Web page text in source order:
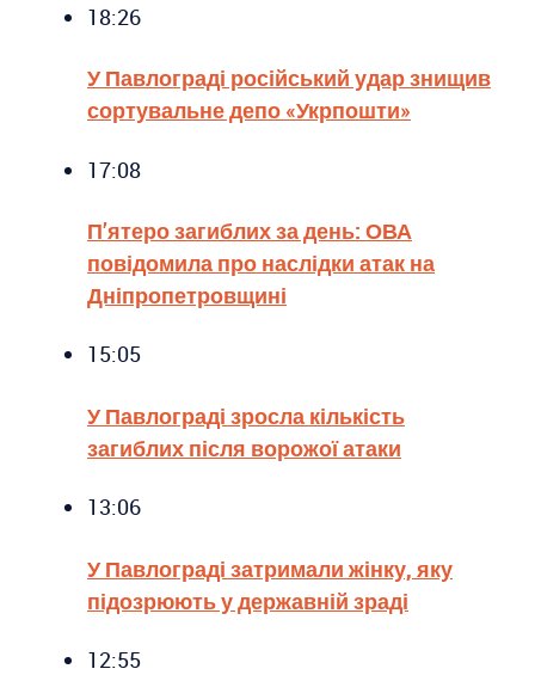
18:26
У Павлограді російський удар знищив
сортувальне депо «Укрпошти»
17:08
П’ятеро загиблих за день: ОВА
повідомила про наслідки атак на
Дніпропетровщині
15:05
У Павлограді зросла кількість
загиблих після ворожої атаки
13:06
У Павлограді затримали жінку, яку
підозрюють у державній зраді
12:55